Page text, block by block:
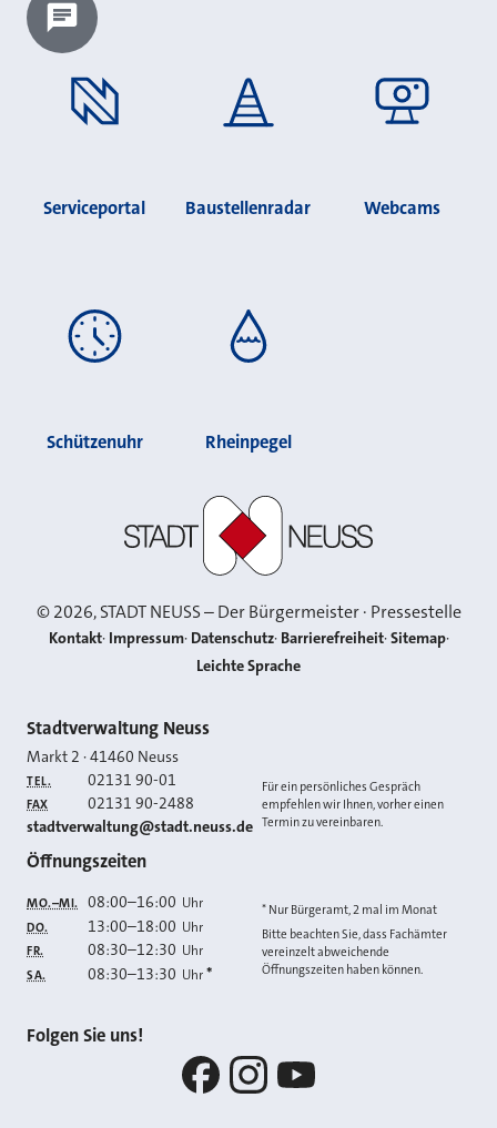
Chatbot laden?
Serviceportal Baustellenradar Webcams
Schützenuhr Rheinpegel
©2026, STADT NEUSS – Der Bürgermeister · Pressestelle
Kontakt Impressum Datenschutz Barrierefreiheit Sitemap
Leichte Sprache
Kontakt
Stadtverwaltung Neuss
Markt 2 ·41460 Neuss
TEL. 02131 90-01
FAX 02131 90-2488
E-MAIL
stadtverwaltung@stadt.neuss.de
Für ein persönliches Gespräch
empfehlen wir Ihnen, vorher einen
Termin zu vereinbaren.
Öffnungszeiten
MO.–MI. 08:00–16:00 Uhr
DO. 13:00–18:00 Uhr
FR. 08:30–12:30 Uhr
SA. 08:30–13:30 Uhr *
* Nur Bürgeramt, 2 mal im Monat
Bitte beachten Sie, dass Fachämter
vereinzelt abweichende
Öffnungszeiten haben können.
Folgen Sie uns!